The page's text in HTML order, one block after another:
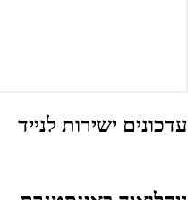
עדכונים ישירות לנייד